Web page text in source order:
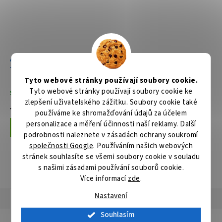
Tyto webové stránky používají soubory cookie.
Tyto webové stránky používají soubory cookie ke
zlepšení uživatelského zážitku. Soubory cookie také
používáme ke shromažďování údajů za účelem
personalizace a měření účinnosti naší reklamy. Další
podrobnosti naleznete v zásadách ochrany soukromí
společnosti Google. Používáním našich webových
stránek souhlasíte se všemi soubory cookie v souladu
s našimi zásadami používání souborů cookie.
Více informacízde.
Nastavení
Souhlasím
Aku pila ocaska Li-ion LXT
18V/5,0Ah
Skladem
11 079 Kč
Do košíku
Aku pila ocaska Li-ion LXT
Skladem
3 659 Kč
Do košíku
ZOBRAZIT VŠECHNY SOUVISEJÍCÍ PRODUKTY
Diskuze